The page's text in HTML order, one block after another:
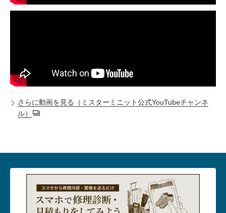
さらに動画を見る（ミスターミニット公式YouTubeチャンネ
ル）